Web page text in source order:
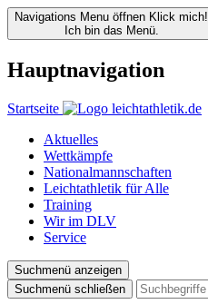
Navigations Menu öffnen Klick mich!
Ich bin das Menü.
Hauptnavigation
Startseite
Aktuelles
Wettkämpfe
Nationalmannschaften
Leichtathletik für Alle
Training
Wir im DLV
Service
Suchmenü anzeigen
Suchmenü schließen